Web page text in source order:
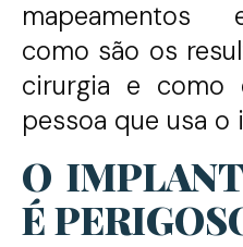
mapeamentos
como são os
cirurgia e
pessoa que usa o
O
É